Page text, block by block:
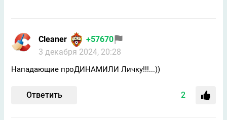
Cleaner
+57670
3 декабря 2024, 20:28
Нападающие проДИНАМИЛИ Личку!!!...))
Ответить 2